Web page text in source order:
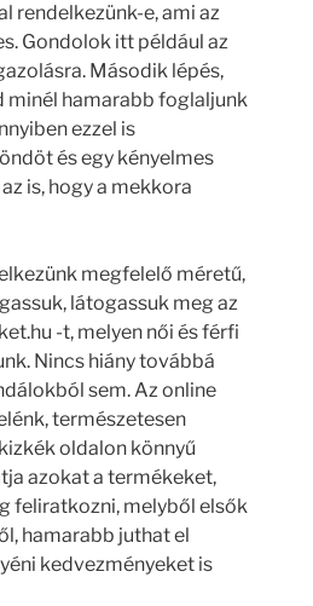
rendelkezünk-e, ami az
Gondolok itt például az
Második lépés,
minél hamarabb foglaljunk
ezzel is
és egy kényelmes
is, hogy a mekkora
megfelelő méretű,
látogassuk meg az
-t, melyen női és férfi
Nincs hiány továbbá
sem. Az online
természetesen
oldalon könnyű
azokat a termékeket,
feliratkozni, melyből elsők
hamarabb juthat el
kedvezményeket is